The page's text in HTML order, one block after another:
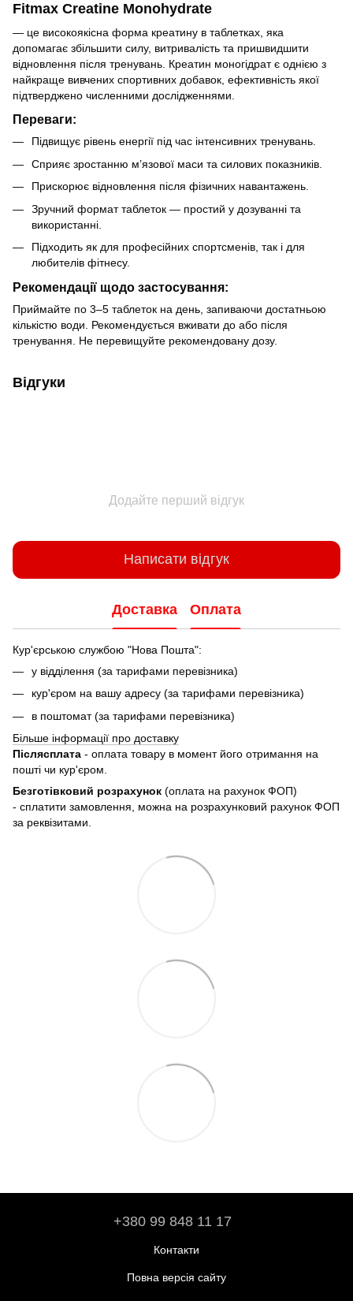
Fitmax Creatine Monohydrate
— це високоякісна форма креатину в таблетках, яка
допомагає збільшити силу, витривалість та пришвидшити
відновлення після тренувань. Креатин моногідрат є однією з
найкраще вивчених спортивних добавок, ефективність якої
підтверджено численними дослідженнями.
Переваги:
Підвищує рівень енергії під час інтенсивних тренувань.
Сприяє зростанню м’язової маси та силових показників.
Прискорює відновлення після фізичних навантажень.
Зручний формат таблеток — простий у дозуванні та
використанні.
Підходить як для професійних спортсменів, так і для
любителів фітнесу.
Рекомендації щодо застосування:
Приймайте по 3–5 таблеток на день, запиваючи достатньою
кількістю води. Рекомендується вживати до або після
тренування. Не перевищуйте рекомендовану дозу.
Відгуки
Додайте перший відгук
Написати відгук
Доставка Оплата
Кур'єрською службою "Нова Пошта":
у відділення (за тарифами перевізника)
кур'єром на вашу адресу (за тарифами перевізника)
в поштомат (за тарифами перевізника)
Більше інформації про доставку
Післясплата - оплата товару в момент його отримання на
пошті чи кур'єром.
Безготівковий розрахунок (оплата на рахунок ФОП)
- сплатити замовлення, можна на розрахунковий рахунок ФОП
за реквізитами.
+380 99 848 11 17
Контакти
Повна версія сайту